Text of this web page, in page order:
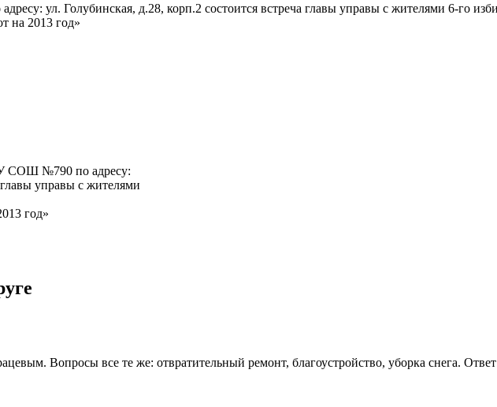
ул. Голубинская, д.28, корп.2 состоится встреча главы управы с жителями 6-го
на 2013 год»
СОШ №790 по адресу:
управы с жителями
год»
Вопросы все те же: отвратительный ремонт, благоустройство, уборка снега.